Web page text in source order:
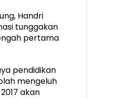
Handri
tunggakan
pertama
pendidikan
mengeluh
akan